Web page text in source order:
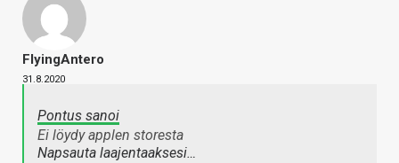
FlyingAntero
31.8.2020
Pontus sanoi
Ei löydy applen storesta
Napsauta laajentaaksesi…